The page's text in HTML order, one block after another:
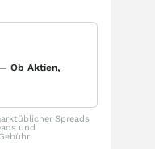
Ob Aktien,
Spreads
und